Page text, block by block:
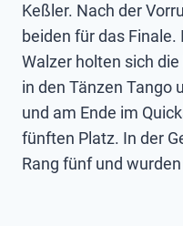
Keßler. Nach der
beiden für das
Walzer holten sich
in den Tänzen Tango
und am Ende im
fünften Platz. In der
Rang fünf und